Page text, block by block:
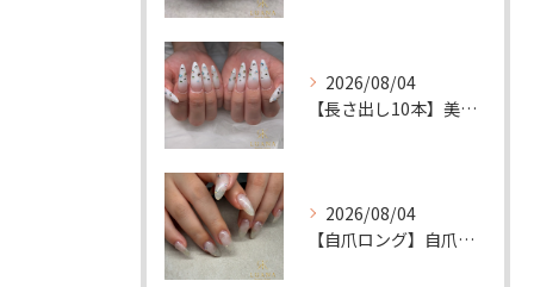
2026/08/04
【長さ出し10本】美フォルムロング×トーンのゴージャスネイル💎
2026/08/04
【自爪ロング】自爪を美しく！透け感ニュアンス×ビジューの綺麗めネイル💎